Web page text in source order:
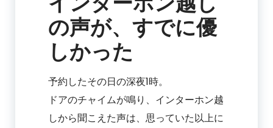
の声が、すでに優
しかった
予約したその日の深夜1時。
ドアのチャイムが鳴り、インターホン越
しから聞こえた声は、思っていた以上に